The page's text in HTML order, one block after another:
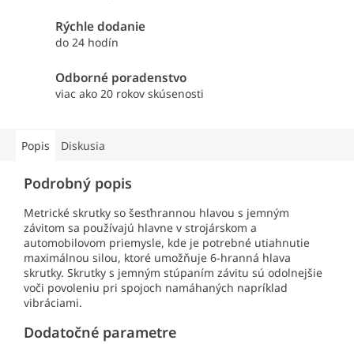
Rýchle dodanie
do 24 hodín
Odborné poradenstvo
viac ako 20 rokov skúsenosti
Popis Diskusia
Podrobný popis
Metrické skrutky so šesťhrannou hlavou s jemným
závitom sa používajú hlavne v strojárskom a
automobilovom priemysle, kde je potrebné utiahnutie
maximálnou silou, ktoré umožňuje 6-hranná hlava
skrutky. Skrutky s jemným stúpaním závitu sú odolnejšie
voči povoleniu pri spojoch namáhaných napríklad
vibráciami.
Dodatočné parametre